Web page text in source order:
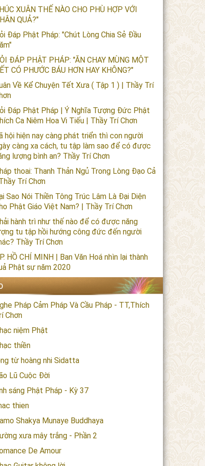
XUÂN THẾ NÀO CHO PHÙ HỢP VỚI
QUẢ?"
Đáp Phật Pháp: "Chút Lòng Chia Sẻ Đầu
ĐÁP PHẬT PHÁP: "ĂN CHAY MÙNG MỘT
CÓ PHƯỚC BÁU HƠN HAY KHÔNG?"
Về Kể Chuyện Tết Xưa ( Tập 1 ) | Thầy Trí
Đáp Phật Pháp | Ý Nghĩa Tượng Đức Phật
Ca Niêm Hoa Vi Tiếu | Thầy Trí Chơn
hội hiện nay càng phát triển thì con người
càng xa cách, tu tập làm sao để có được
lượng bình an? Thầy Trí Chơn
thoai: Thanh Thản Ngủ Trong Lòng Đạo Cả
Trí Chơn
Sao Nói Thiền Tông Trúc Lâm Là Đại Diện
Phật Giáo Việt Nam? | Thầy Trí Chơn
hành trì như thế nào để có được năng
tu tập hồi hướng công đức đến người
Thầy Trí Chơn
HỒ CHÍ MINH | Ban Văn Hoá nhìn lại thành
Phật sự năm 2020
Pháp Cảm Pháp Và Cầu Pháp - TT,Thích
Chơn
niệm Phật
thiền
từ hoàng nhi Sidatta
Lũ Cuộc Đời
sáng Phật Pháp - Kỳ 37
thien
Shakya Munaye Buddhaya
xưa mây trắng - Phần 2
De Amour